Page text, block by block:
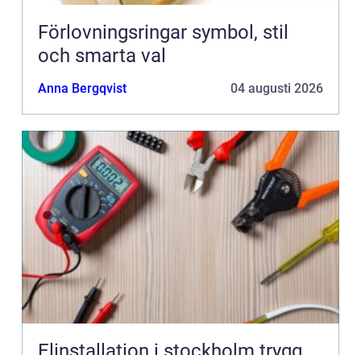
Förlovningsringar symbol, stil
och smarta val
Anna Bergqvist 04 augusti 2026